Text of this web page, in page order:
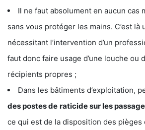
Il ne faut absolument en aucun cas
sans vous protéger les mains. C’est là
nécessitant l’intervention d’un
faut donc faire usage d’une louche ou
récipients propres ;
Dans les bâtiments d’exploitation,
des postes de raticide sur les
ce qui est de la disposition des pièges